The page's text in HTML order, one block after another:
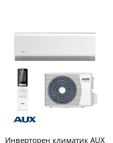
Инверторен климатик AUX